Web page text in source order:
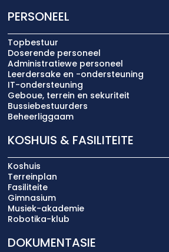
PERSONEEL
Topbestuur
Doserende personeel
Administratiewe personeel
Leerdersake en -ondersteuning
IT-ondersteuning
Geboue, terrein en sekuriteit
Bussiebestuurders
Beheerliggaam
KOSHUIS & FASILITEITE
Koshuis
Terreinplan
Fasiliteite
Gimnasium
Musiek-akademie
Robotika-klub
DOKUMENTASIE